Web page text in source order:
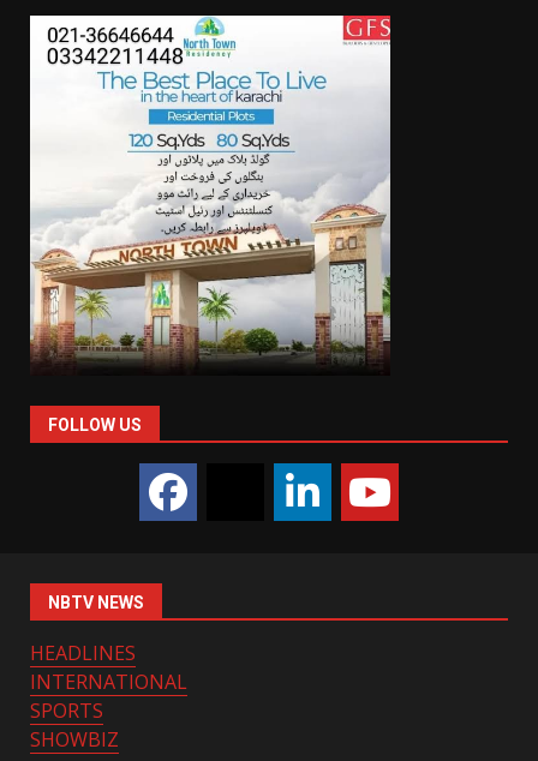
FOLLOW US
NBTV NEWS
HEADLINES
INTERNATIONAL
SPORTS
SHOWBIZ